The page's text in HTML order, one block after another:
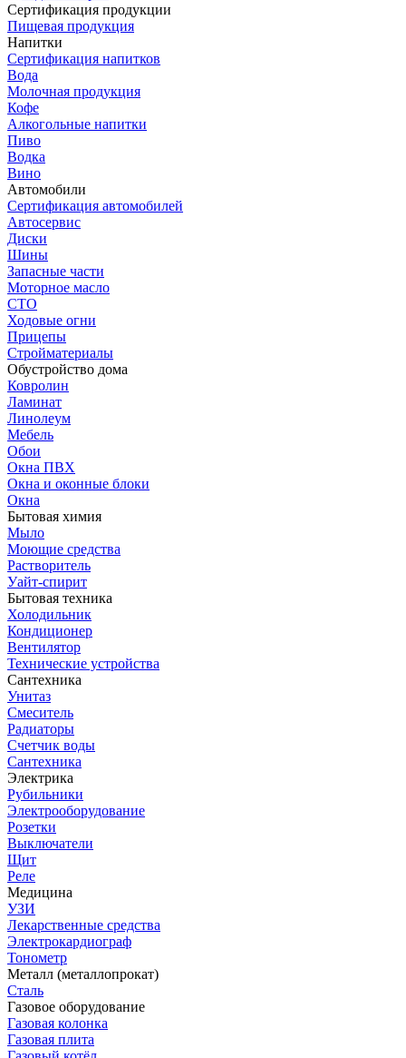
Сертификация продукции
Пищевая продукция
Напитки
Сертификация напитков
Вода
Молочная продукция
Кофе
Алкогольные напитки
Пиво
Водка
Вино
Автомобили
Сертификация автомобилей
Автосервис
Диски
Шины
Запасные части
Моторное масло
СТО
Ходовые огни
Прицепы
Стройматериалы
Обустройство дома
Ковролин
Ламинат
Линолеум
Мебель
Обои
Окна ПВХ
Окна и оконные блоки
Окна
Бытовая химия
Мыло
Моющие средства
Растворитель
Уайт-спирит
Бытовая техника
Холодильник
Кондиционер
Вентилятор
Технические устройства
Сантехника
Унитаз
Смеситель
Радиаторы
Счетчик воды
Сантехника
Электрика
Рубильники
Электрооборудование
Розетки
Выключатели
Щит
Реле
Медицина
УЗИ
Лекарственные средства
Электрокардиограф
Тонометр
Металл (металлопрокат)
Сталь
Газовое оборудование
Газовая колонка
Газовая плита